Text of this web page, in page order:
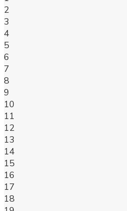
2
3
4
5
6
7
8
9
10
11
12
13
14
15
16
17
18